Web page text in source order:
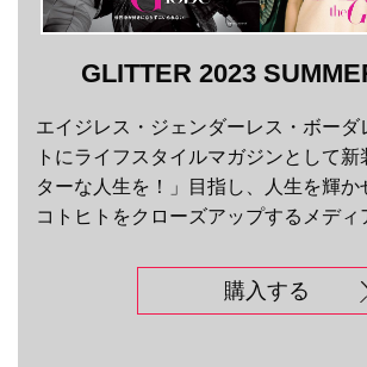
GLITTER 2023
エイジレス・ジェンダーレス・ボーダ
トにライフスタイルマガジンとして新
ターな人生を！」目指し、人生を輝か
コトヒトをクローズアップするメディ
購入する